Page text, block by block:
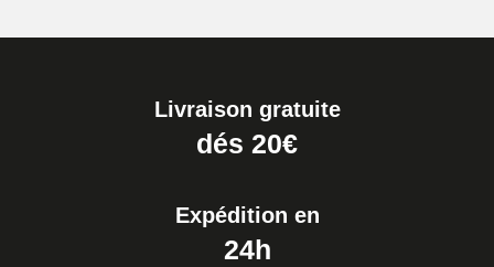
Livraison gratuite
dés 20€
Expédition en
24h